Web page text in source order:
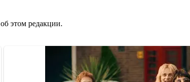
этом редакции.